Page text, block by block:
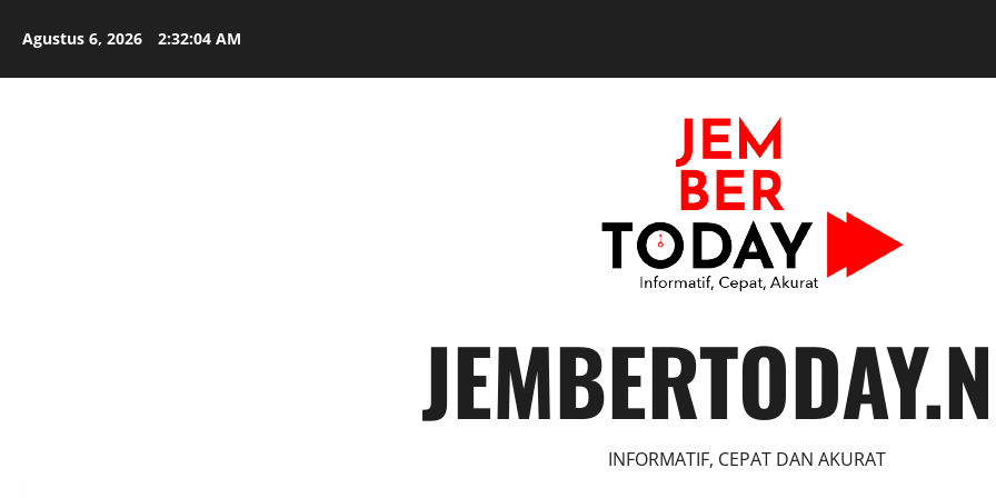
Agustus 6, 2026 2:32:05 AM
INFORMATIF, CEPAT DAN AKURAT